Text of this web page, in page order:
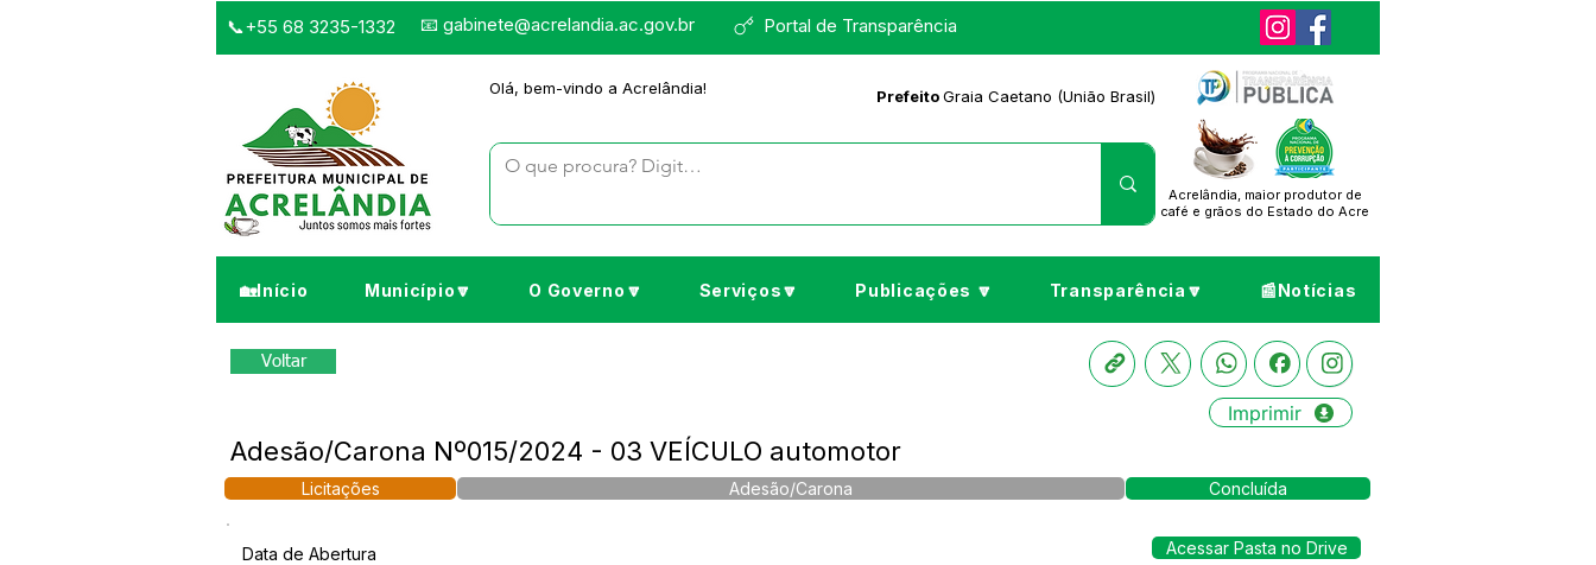
Portal de Transparência
📞+55 68 3235-1332 📧 gabinete@acrelandia.ac.gov.br
Olá, bem-vindo a Acrelândia! PrefeitoGraia Caetano (União Brasil)
Acrelândia, maior produtor de
café e grãos do Estado do Acre
🏡Início Município🔽 O Governo🔽 Serviços🔽 Publicações 🔽 Transparência🔽 📰Notícias
Voltar
Imprimir
Adesão/Carona Nº015/2024 - 03 VEÍCULO automotor
Licitações Adesão/Carona Concluída
Data de Abertura
Acessar Pasta no Drive